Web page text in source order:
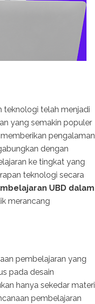
teknologi telah menjadi
yang semakin populer
pengalaman
dengan
ke tingkat yang
teknologi secara
UBD dalam
merancang
pembelajaran yang
pada desain
hanya sekedar materi
pembelajaran